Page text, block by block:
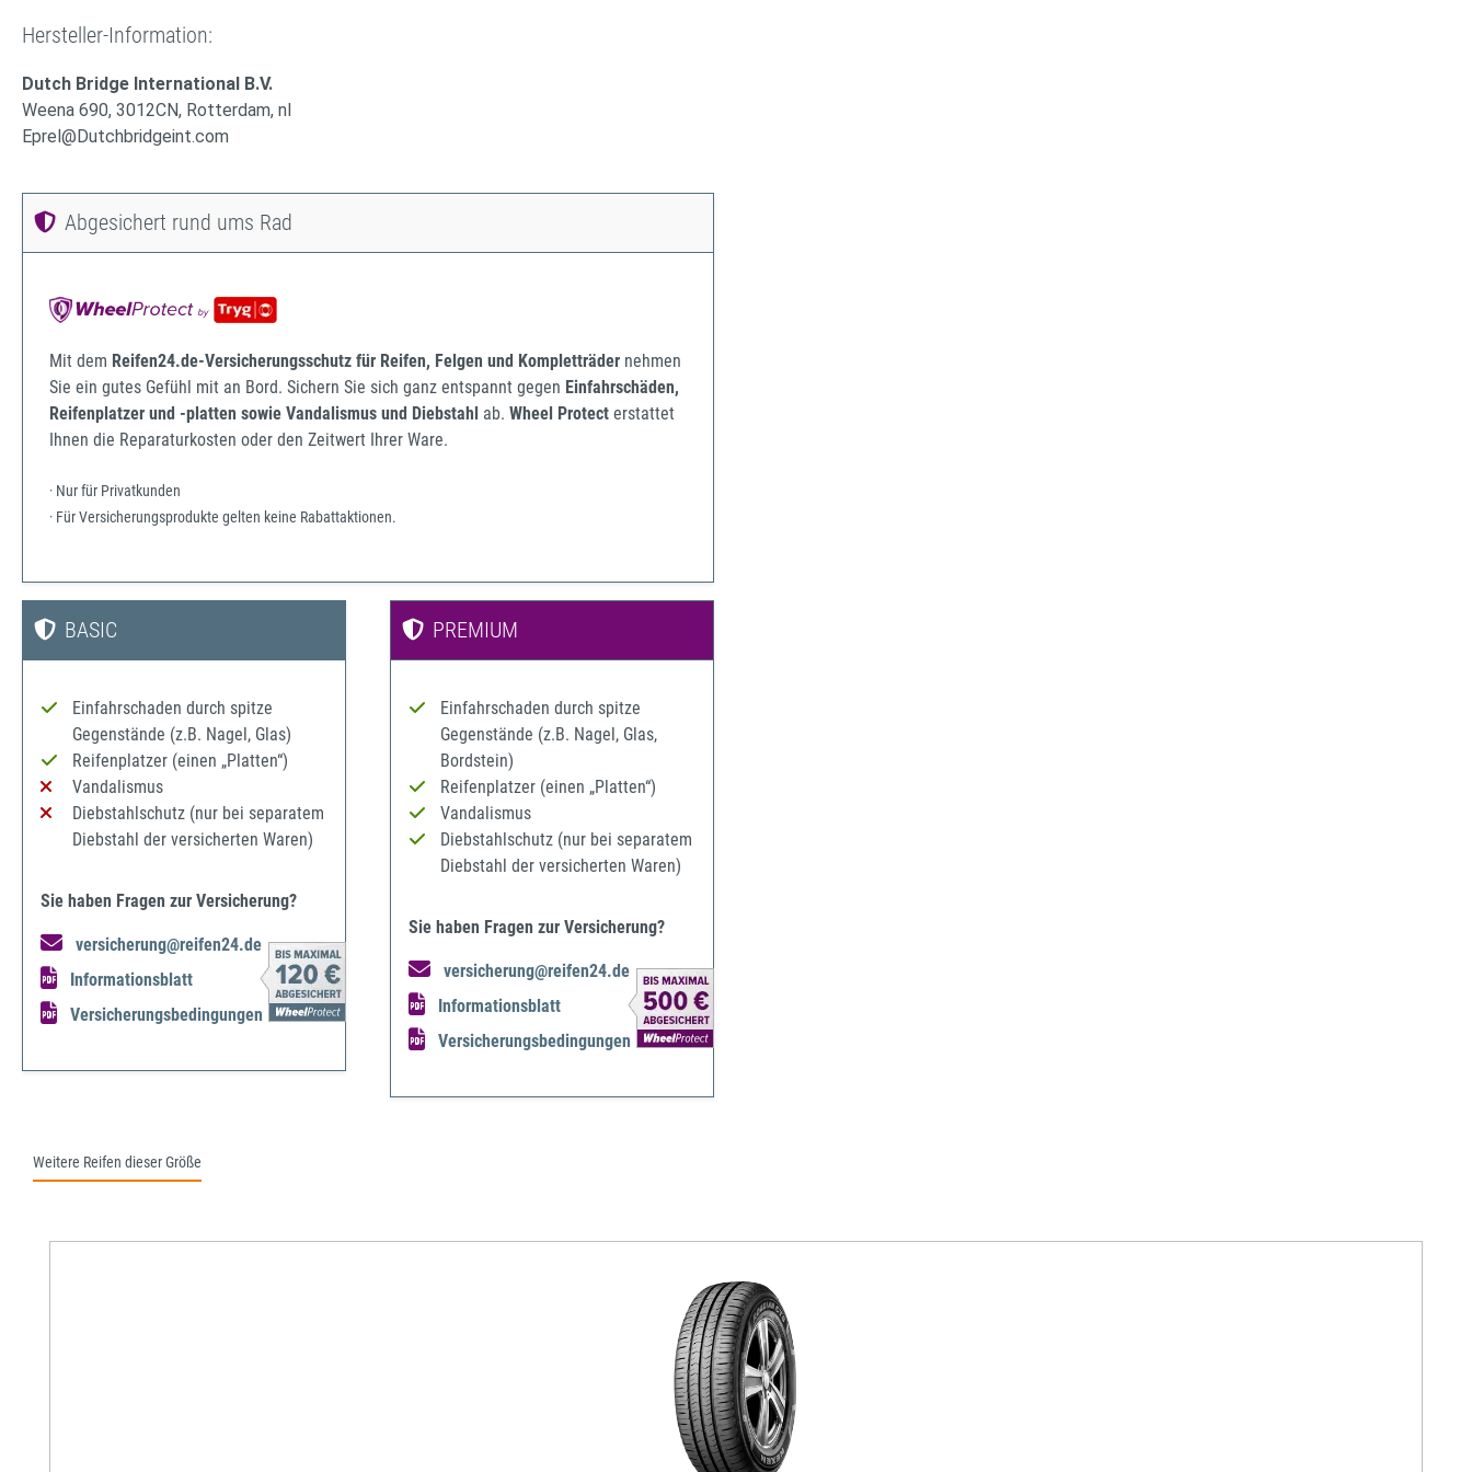
Hersteller-Information:
Dutch Bridge International B.V.
Weena 690, 3012CN, Rotterdam, nl
Eprel@Dutchbridgeint.com
Abgesichert rund ums Rad
Mit dem Reifen24.de-Versicherungsschutz für Reifen, Felgen und Kompletträder nehmen
Sie ein gutes Gefühl mit an Bord. Sichern Sie sich ganz entspannt gegen Einfahrschäden,
Reifenplatzer und -platten sowie Vandalismus und Diebstahl ab. Wheel Protect erstattet
Ihnen die Reparaturkosten oder den Zeitwert Ihrer Ware.
· Nur für Privatkunden
· Für Versicherungsprodukte gelten keine Rabattaktionen.
BASIC
Einfahrschaden durch spitze
Gegenstände (z.B. Nagel, Glas)
Reifenplatzer (einen „Platten“)
Vandalismus
Diebstahlschutz (nur bei separatem
Diebstahl der versicherten Waren)
Sie haben Fragen zur Versicherung?
versicherung@reifen24.de
Informationsblatt
Versicherungsbedingungen
PREMIUM
Einfahrschaden durch spitze
Gegenstände (z.B. Nagel, Glas,
Bordstein)
Reifenplatzer (einen „Platten“)
Vandalismus
Diebstahlschutz (nur bei separatem
Diebstahl der versicherten Waren)
Sie haben Fragen zur Versicherung?
versicherung@reifen24.de
Informationsblatt
Versicherungsbedingungen
Weitere Reifen dieser Größe